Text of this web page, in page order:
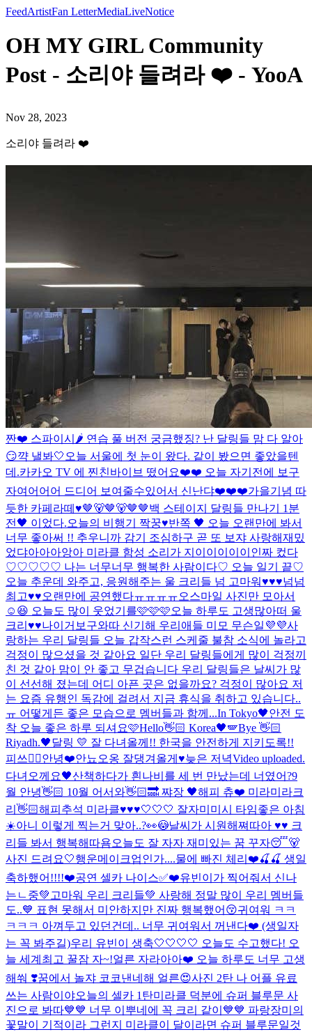
FeedArtistFan LetterMediaLiveNotice
OH MY GIRL Community
Post - 소리야 들려라 ❤️ - YooA
Nov 28, 2023
소리야 들려라 ❤️
짠❤️ 스파이시🌶️ 연습 풀 버전 궁금했징? 난 달링들 맘 다 알아
😏꺅 낼봐🤍 오늘 서울에 첫 눈이 왔다. 같이 봤으면 좋았을텐
데.카카오 TV 에 찐친바이브 떴어요❤️❤️ 오늘 자기전에 보구
자여어어어 드디어 보여줄수있어서 신난댜❤️❤️❤️가을기념 따
듯한 카페라떼♥🤎🐻🤎🐻🤎🤎백 스테이지 달링들 만나기 1분
전🖤 이었다.오늘의 비행기 짝꿍♥반쪽 🖤 오늘 오랜만에 봐서
너무 좋아써 !! 추우니까 감기 조심하구 곧 또 보쟈 사랑해재밌
었댜아아아앙아 미라클 함성 소리가 지이이이이이인짜 컸다
♡♡♡♡♡ 나는 너무너무 행복한 사람이다♡ 오늘 일기 끝♡
오늘 추운데 와주고, 응원해주는 울 크리들 넘 고마워♥♥♥넘넘
최고♥♥오랜만에 공연했다ㅠㅠㅠㅠ오스마일 사진만 모아서
☺️😆 오늘도 많이 웃었기를🩷🩷🩷오늘 하루도 고생많아떠 울
크리♥♥나이거보구와따 신기해 우리애들 미모 무슨일💜💜사
랑하는 우리 달링들 오늘 갑작스런 스케줄 불참 소식에 놀라고
걱정이 많으셨을 것 같아요 일단 우리 달링들에게 많이 걱정끼
친 것 같아 맘이 안 좋고 무겁습니다 우리 달링들은 날씨가 많
이 선선해 졌는데 어디 아픈 곳은 없을까요? 걱정이 많아요 저
는 요즘 유행인 독감에 걸려서 지금 휴식을 취하고 있습니다..
ㅠ 어떻게든 좋은 모습으로 멤버들과 함께...In Tokyo🖤안전 도
착 오늘 좋은 하루 되셔요🩷Hello👋🏻 Korea🖤🪽Bye 👋🏻
Riyadh.🖤달링 💛 잘 다녀올께!! 한국을 안전하게 지키도록!!
피쓰✌🏻안녕❤️안뇨오옹 잘댕겨올게♥늦은 저녁Video uploaded.
다녀오께요🖤산책하다가 흰나비를 세 번 만났는데 너였어?9
월 안녕👋🏻 10월 어서와👋🏻🔜 쨔장 🖤해피 츄❤️ 미라미라크
리👋🏻해피추석 미라클♥♥♥🤍🤍🤍 잘자미미시 타임좋은 아침
☀️아니 이렇게 찍는거 맞아..?👀😳날씨가 시원해쪄따아 ♥♥ 크
리들 봐서 행복해따욤오늘도 잘 자자 재미있는 꿈 꾸자😴🐻
사진 드려요🤍행운메이크업인가....물에 빠진 체리❤️🍒🍒 생일
축하했어!!!!❤️공연 셀카 나이스✅❤️유빈이가 찍어줘서 신나
는ㄴ중💚 고마워 우리 크리들💚 사랑해 정말 많이 우리 멤버들
도..💙 표현 못해서 미안하지만 진짜 행복했어😚귀여워 ㅋㅋ
ㅋㅋㅋ 아껴두고 있던건데.. 너무 귀여워서 꺼낸다❤️ (생일자
는 꼭 봐주길)우리 유빈이 생축🤍🤍🤍🤍 오늘도 수고했다! 오
늘 세계최고 꿀잠 자~!얼른 자라아아❤️ 오늘 하루도 너무 고생
해쒀 ❣️꿈에서 놀쟈 코코낸네해 얼른😍사진 2탄 나 어플 유료
쓰는 사람이야오늘의 셀카 1탄미라클 덕분에 슈퍼 블루문 사
진으로 봐따💙💙 너무 이뿌네에 꼭 크리 같이💙💙 파랑장미의
꽃말이 기적이라 그런지 미라클이 달이라면 슈퍼 블루문일것